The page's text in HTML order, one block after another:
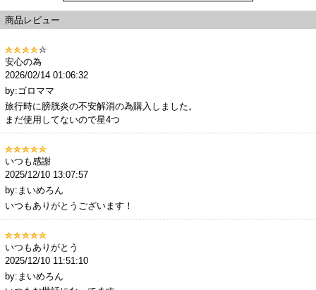
商品レビュー
安心の為
2026/02/14 01:06:32
by:ゴロママ
旅行時に膀胱炎の不安解消の為購入しました。
まだ使用してないので星4つ
いつも感謝
2025/12/10 13:07:57
by:まいめろん
いつもありがとうございます！
いつもありがとう
2025/12/10 11:51:10
by:まいめろん